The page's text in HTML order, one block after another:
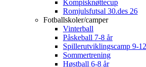
Kompisknøttecup
Romjulsfutsal 30.des 26
Fotballskoler/camper
Vinterball
Påskeball 7-8 år
Spillerutviklingscamp 9-
Sommertrening
Høstball 6-8 år